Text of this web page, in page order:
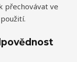
přechovávat ve